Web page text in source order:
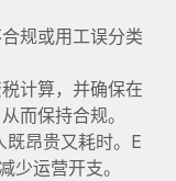
规或用工误分类
计算，并确保在
而保持合规。
既昂贵又耗时。E
少运营开支。